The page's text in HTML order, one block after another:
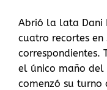
Abrió la lata Dani
cuatro recortes en
correspondientes.
el único maño del
comenzó su turno